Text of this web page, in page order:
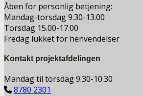
Åben for personlig betjening:
Mandag-torsdag 9.30-13.00
Torsdag 15.00-17.00
Fredag lukket for henvendelser
Kontakt projektafdelingen
Mandag til torsdag 9.30-10.30
8780 2301